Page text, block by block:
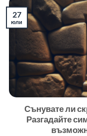
Сънувате ли
Разгадайте
27
юли